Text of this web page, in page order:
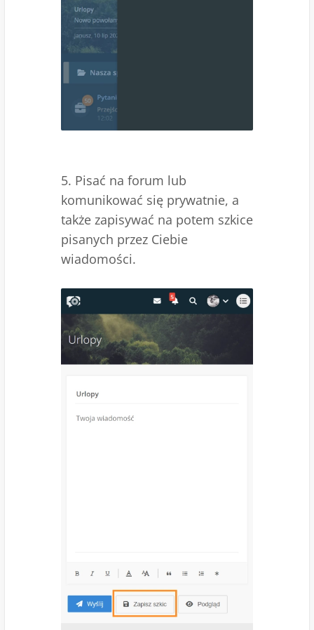
5. Pisać na forum lub
komunikować się prywatnie, a
także zapisywać na potem szkice
pisanych przez Ciebie
wiadomości.